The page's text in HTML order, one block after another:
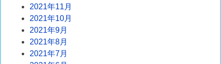
2021年11月
2021年10月
2021年9月
2021年8月
2021年7月